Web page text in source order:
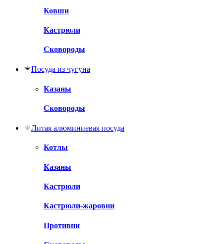
Ковши
Кастрюли
Сковороды
Посуда из чугуна
Казаны
Сковороды
Литая алюминиевая посуда
Котлы
Казаны
Кастрюли
Кастрюли-жаровни
Противни